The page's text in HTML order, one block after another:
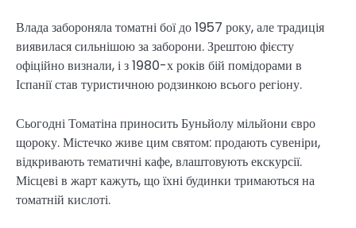
Влада забороняла томатні бої до 1957 року, але традиція
виявилася сильнішою за заборони. Зрештою фієсту
офіційно визнали, і з 1980-х років бій помідорами в
Іспанії став туристичною родзинкою всього регіону.
Сьогодні Томатіна приносить Буньйолу мільйони євро
щороку. Містечко живе цим святом: продають сувеніри,
відкривають тематичні кафе, влаштовують екскурсії.
Місцеві в жарт кажуть, що їхні будинки тримаються на
томатній кислоті.